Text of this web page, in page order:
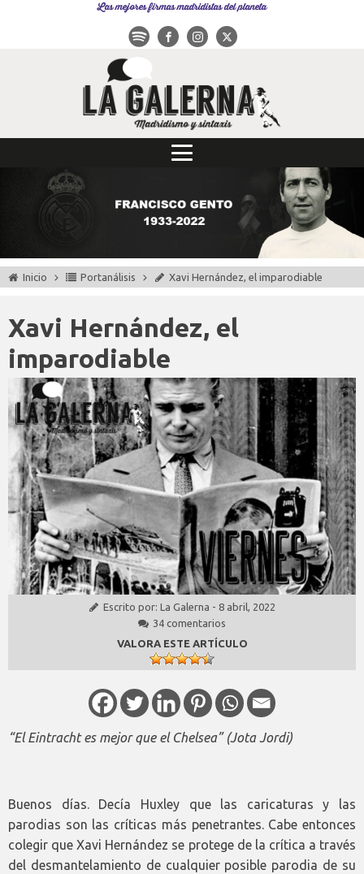
Las mejores firmas madridistas del planeta
Inicio Portanálisis Xavi Hernández, el imparodiable
Xavi Hernández, el
imparodiable
Escrito por: La Galerna - 8 abril, 2022
34 comentarios
VALORA ESTE ARTÍCULO
“El Eintracht es mejor que el Chelsea” (Jota Jordi)
Buenos días. Decía Huxley que las caricaturas y las
parodias son las críticas más penetrantes. Cabe entonces
colegir que Xavi Hernández se protege de la crítica a través
del desmantelamiento de cualquier posible parodia de su